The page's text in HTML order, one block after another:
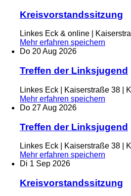
Kreisvorstandssitzung
Linkes Eck & online |
Mehr erfahren speichern
Do 20Aug 2026
Treffen der Linksjugend
Linkes Eck | Kaiserstraße 38 |
Mehr erfahren speichern
Do 27Aug 2026
Treffen der Linksjugend
Linkes Eck | Kaiserstraße 38 |
Mehr erfahren speichern
Di 1 Sep 2026
Kreisvorstandssitzung